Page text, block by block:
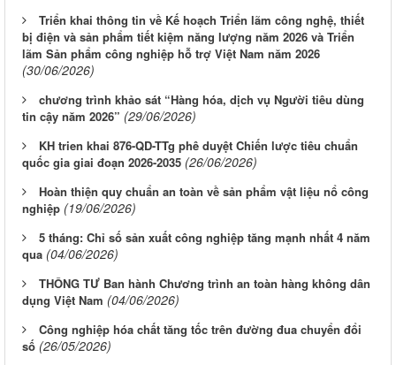
Triển khai thông tin về Kế hoạch Triển lãm công nghệ, thiết
bị điện và sản phẩm tiết kiệm năng lượng năm 2026 và Triển
lãm Sản phẩm công nghiệp hỗ trợ Việt Nam năm 2026
(30/06/2026)
chương trình khảo sát “Hàng hóa, dịch vụ Người tiêu dùng
tin cậy năm 2026” (29/06/2026)
KH trien khai 876-QD-TTg phê duyệt Chiến lược tiêu chuẩn
quốc gia giai đoạn 2026-2035 (26/06/2026)
Hoàn thiện quy chuẩn an toàn về sản phẩm vật liệu nổ công
nghiệp (19/06/2026)
5 tháng: Chỉ số sản xuất công nghiệp tăng mạnh nhất 4 năm
qua (04/06/2026)
THÔNG TƯ Ban hành Chương trình an toàn hàng không dân
dụng Việt Nam (04/06/2026)
Công nghiệp hóa chất tăng tốc trên đường đua chuyển đổi
số (26/05/2026)